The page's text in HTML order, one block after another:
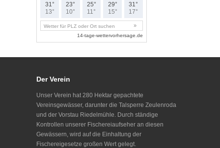
Der Verein
Unser Verein hat 280 Hektar gepachtete
Vereinsgewässer, darunter die Talsperre Zeulenroda
und der Vorstau Riedelmühle. Durch ständige
Kontrollen unserer Fischereiaufseher an diesen
Gewässern, wird auf die Einhaltung der
Fischereigesetze großen Wert gelegt.